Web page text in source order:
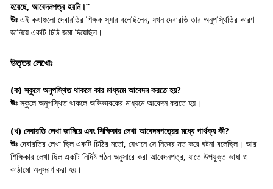
হয়েছে, আবেদনপত্র হয়নি।”
উঃ এই কথাগুলো দেবারতির শিক্ষক স্যার বলেছিলেন, যখন দেবারতি তার অনুপস্থিতির কারণ
জানিয়ে একটি চিঠি জমা দিয়েছিল।
উত্তর লেখোঃ
(ক) স্কুলে অনুপস্থিত থাকলে কার মাধ্যমে আবেদন করতে হয়?
উঃ স্কুলে অনুপস্থিত থাকলে অভিভাবকের মাধ্যমে আবেদন করতে হয়।
(খ) দেবারতি লেখা জানিয়ে এবং শিক্ষিকার লেখা আবেদনপত্রের মধ্যে পার্থক্য কী?
উঃ দেবারতির লেখা ছিল একটি চিঠির মতো, যেখানে সে নিজের মত করে ঘটনা বলেছিল। আর
শিক্ষিকার লেখা ছিল একটি নির্দিষ্ট গঠন অনুসারে করা আবেদনপত্র, যাতে উপযুক্ত ভাষা ও
কাঠামো অনুসরণ করা হয়।